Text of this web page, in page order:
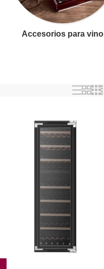
Accesorios para vino